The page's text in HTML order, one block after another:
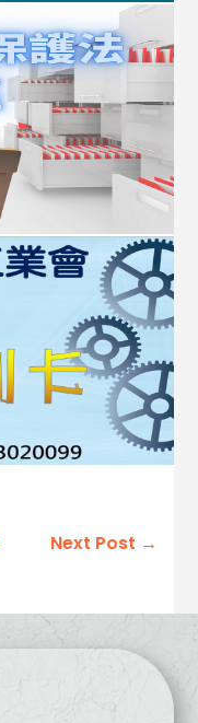
Next Post →